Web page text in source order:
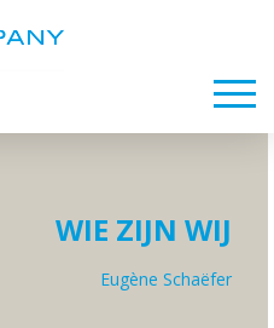
WIE ZIJN WIJ
Eugène Schaëfer